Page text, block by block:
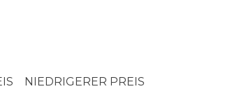
NIEDRIGERER PREIS